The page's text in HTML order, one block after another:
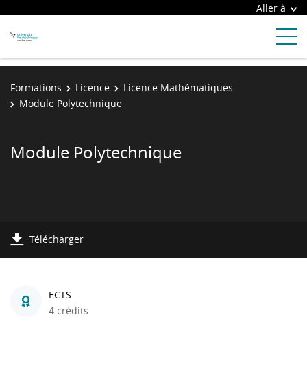
Aller à
Formations Licence
Licence Mathématiques
Module Polytechnique
Module Polytechnique
Télécharger
ECTS
4 crédits